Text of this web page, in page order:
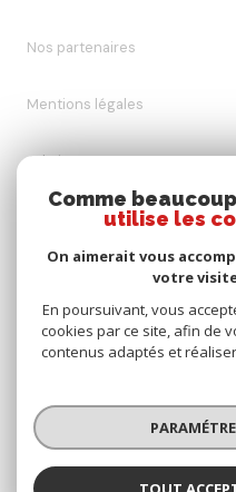
Nos partenaires
Mentions légales
Admin
Nos honoraires
Cookies
© 2026 | Tous droits réservés
Réalisé par
Comme
utilise les
On aimerait vous
votre
En poursuivant, vous
cookies par ce site, afin de
contenus adaptés et